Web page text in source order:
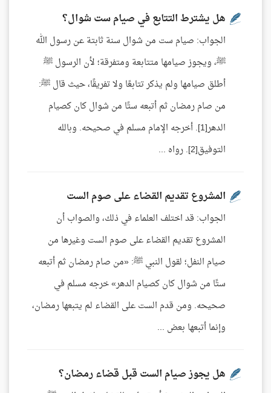
هل يشترط التتابع في صيام ست شوال؟
الجواب: صيام ست من شوال سنة ثابتة عن رسول الله
ﷺ، ويجوز صيامها متتابعة ومتفرقة؛ لأن الرسول ﷺ
أطلق صيامها ولم يذكر تتابعًا ولا تفريقًا، حيث قال ﷺ:
من صام رمضان ثم أتبعه ستًا من شوال كان كصيام
الدهر[1]. أخرجه الإمام مسلم في صحيحه. وبالله
التوفيق[2]. رواه ...
المشروع تقديم القضاء على صوم الست
الجواب: قد اختلف العلماء في ذلك، والصواب أن
المشروع تقديم القضاء على صوم الست وغيرها من
صيام النفل؛ لقول النبي ﷺ: «من صام رمضان ثم أتبعه
ستًا من شوال كان كصيام الدهر» خرجه مسلم في
صحيحه. ومن قدم الست على القضاء لم يتبعها رمضان،
وإنما أتبعها بعض ...
هل يجوز صيام الست قبل قضاء رمضان؟